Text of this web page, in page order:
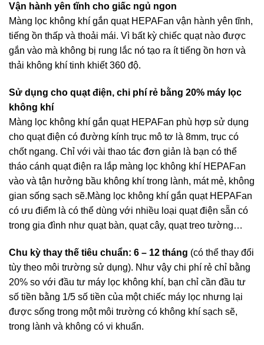
Vận hành yên tĩnh cho giấc ngủ ngon
Màng lọc không khí gắn quạt HEPAFan vận hành yên tĩnh,
tiếng ồn thấp và thoải mái. Vì bất kỳ chiếc quạt nào được
gắn vào mà không bị rung lắc nó tạo ra ít tiếng ồn hơn và
thải không khí tinh khiết 360 độ.
Sử dụng cho quạt điện, chi phí rẻ bằng 20% máy lọc
không khí
Màng lọc không khí gắn quạt HEPAFan phù hợp sử dụng
cho quạt điện có đường kính trục mô tơ là 8mm, trục có
chốt ngang. Chỉ với vài thao tác đơn giản là bạn có thể
tháo cánh quạt điện ra lắp màng lọc không khí HEPAFan
vào và tận hưởng bầu không khí trong lành, mát mẻ, không
gian sống sạch sẽ.Màng lọc không khí gắn quạt HEPAFan
có ưu điểm là có thể dùng với nhiều loại quạt điện sẵn có
trong gia đình như quạt bàn, quạt cây, quạt treo tường…
Chu kỳ thay thế tiêu chuẩn: 6 – 12 tháng (có thể thay đổi
tùy theo môi trường sử dụng). Như vậy chi phí rẻ chỉ bằng
20% so với đầu tư máy lọc không khí, bạn chỉ cần đầu tư
số tiền bằng 1/5 số tiền của một chiếc máy lọc nhưng lại
được sống trong một môi trường có không khí sạch sẽ,
trong lành và không có vi khuẩn.